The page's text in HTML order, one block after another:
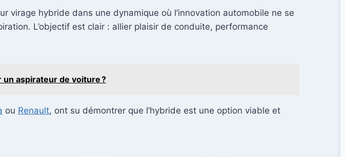
virage hybride dans une dynamique où l’innovation automobile ne se
L’objectif est clair : allier plaisir de conduite, performance
aspirateur de voiture ?
ou Renault, ont su démontrer que l’hybride est une option viable et